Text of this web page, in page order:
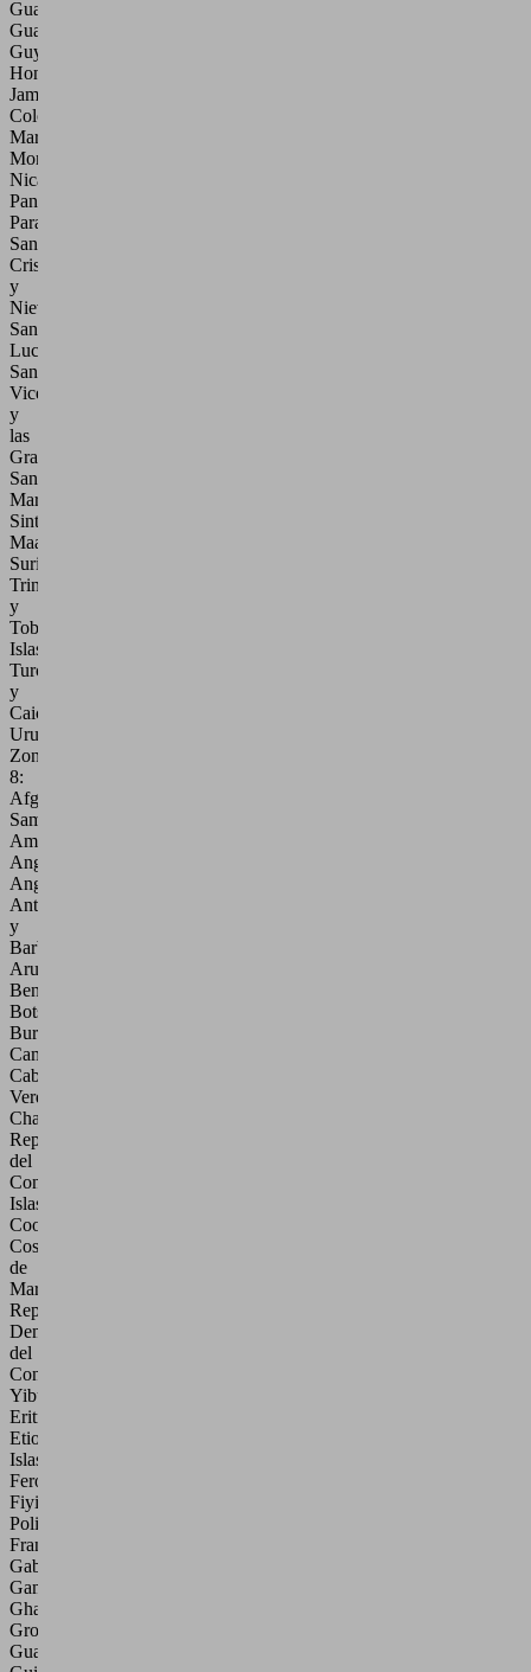
Guadalupe,
Guatemala,
Guyana,
Honduras,
Jamaica,
Colombia,
Martinica,
Montserrat,
Nicaragua,
Panamá,
Paraguay,
San
Cristóbal
y
Nieves,
Santa
Lucía,
San
Vicente
y
las
Granadinas,
San
Martín,
Sint
Maarten,
Surinam,
Trinidad
y
Tobago,
Islas
Turcas
y
Caicos,
Uruguay
Zona
8:
Afganistán,
Samoa
Americana,
Angola,
Anguila,
Antigua
y
Barbuda,
Aruba,
Benín,
Botsuana,
Burundi,
Camerún,
Cabo
Verde,
Chad,
República
del
Congo,
Islas
Cook,
Costa
de
Marfil,
República
Democrática
del
Congo,
Yibuti,
Eritrea,
Etiopía,
Islas
Feroe,
Fiyi,
Polinesia
Francesa,
Gabón,
Gambia,
Ghana,
Groenlandia,
Guam,